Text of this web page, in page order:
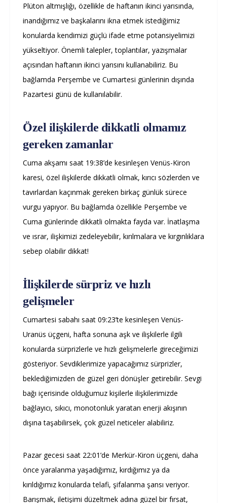
Plüton altmışlığı, özellikle de haftanın ikinci yarısında,
inandığımız ve başkalarını ikna etmek istediğimiz
konularda kendimizi güçlü ifade etme potansiyelimizi
yükseltiyor. Önemli talepler, toplantılar, yazışmalar
açısından haftanın ikinci yarısını kullanabiliriz. Bu
bağlamda Perşembe ve Cumartesi günlerinin dışında
Pazartesi günü de kullanılabilir.
Özel ilişkilerde dikkatli olmamız
gereken zamanlar
Cuma akşamı saat 19:38’de kesinleşen Venüs-Kiron
karesi, özel ilişkilerde dikkatli olmak, kırıcı sözlerden ve
tavırlardan kaçınmak gereken birkaç günlük sürece
vurgu yapıyor. Bu bağlamda özellikle Perşembe ve
Cuma günlerinde dikkatli olmakta fayda var. İnatlaşma
ve ısrar, ilişkimizi zedeleyebilir, kırılmalara ve kırgınlıklara
sebep olabilir dikkat!
İlişkilerde sürpriz ve hızlı
gelişmeler
Cumartesi sabahı saat 09:23’te kesinleşen Venüs-
Uranüs üçgeni, hafta sonuna aşk ve ilişkilerle ilgili
konularda sürprizlerle ve hızlı gelişmelerle gireceğimizi
gösteriyor. Sevdiklerimize yapacağımız sürprizler,
beklediğimizden de güzel geri dönüşler getirebilir. Sevgi
bağı içerisinde olduğumuz kişilerle ilişkilerimizde
bağlayıcı, sıkıcı, monotonluk yaratan enerji akışının
dışına taşabilirsek, çok güzel neticeler alabiliriz.
Pazar gecesi saat 22:01’de Merkür-Kiron üçgeni, daha
önce yaralanma yaşadığımız, kırdığımız ya da
kırıldığımız konularda telafi, şifalanma şansı veriyor.
Barışmak, iletişimi düzeltmek adına güzel bir fırsat,